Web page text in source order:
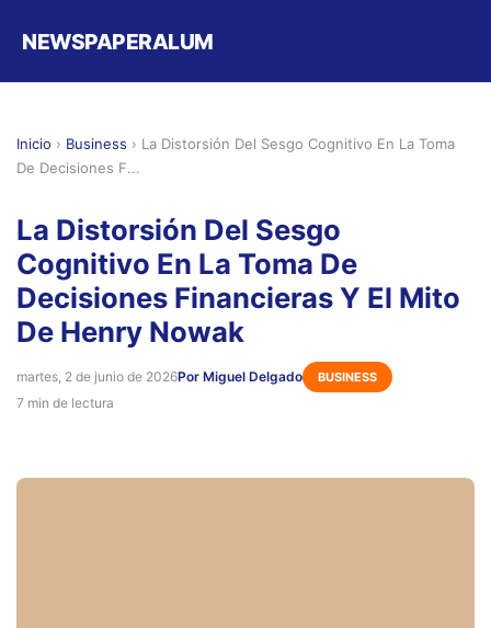
NEWSPAPERALUM
Inicio › Business › La Distorsión Del Sesgo Cognitivo En La Toma
De Decisiones F...
La Distorsión Del Sesgo
Cognitivo En La Toma De
Decisiones Financieras Y El Mito
De Henry Nowak
martes, 2 de junio de 2026Por Miguel Delgado BUSINESS
7 min de lectura